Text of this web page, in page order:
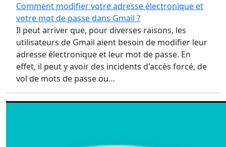
Comment modifier votre adresse électronique et
votre mot de passe dans Gmail ?
Il peut arriver que, pour diverses raisons, les
utilisateurs de Gmail aient besoin de modifier leur
adresse électronique et leur mot de passe. En
effet, il peut y avoir des incidents d'accès forcé, de
vol de mots de passe ou…